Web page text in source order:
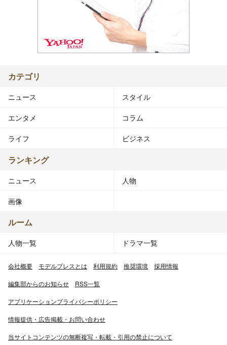
カテゴリ
ニュース スタイル
エンタメ コラム
ライフ ビジネス
ランキング
ニュース 人物
画像
ルーム
人物一覧 ドラマ一覧
会社概要 モデルプレスとは 利用規約 推奨環境 採用情報
編集部からのお知らせ RSS一覧
アプリケーションプライバシーポリシー
情報提供・広告掲載・お問い合わせ
当サイトコンテンツの無断複写・転載・引用の禁止について